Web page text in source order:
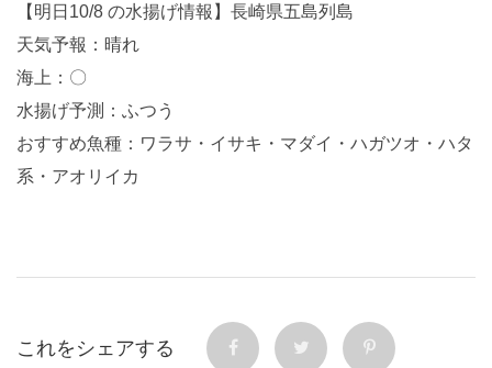
【明日10/8 の水揚げ情報】長崎県五島列島
天気予報：晴れ
海上：〇
水揚げ予測：ふつう
おすすめ魚種：ワラサ・イサキ・マダイ・ハガツオ・ハタ
系・アオリイカ
これをシェアする